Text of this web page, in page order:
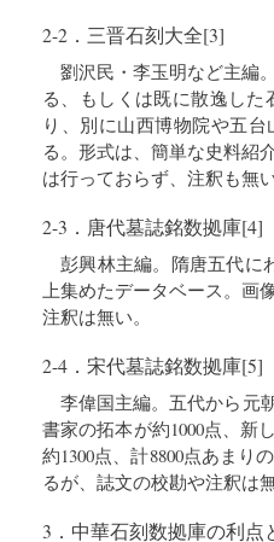
2-2．三晋石刻大全[3]
劉沢民・李玉明など主編
る、もしくは既に散逸し
り、別に山西博物院や五
る。形式は、簡単な史料紹
は行っておらず、注釈も無
2-3．唐代墓誌銘数拠庫[4]
彭興林主編。隋唐五代に
上集めたデータベース。画
注釈は無い。
2-4．宋代墓誌銘数拠庫[5]
李偉国主編。五代から元
書家の拓本が約1000点、新
約1300点、計8800点あま
るが、誌文の校勘や注釈は無
3．中華石刻数拠庫の利点